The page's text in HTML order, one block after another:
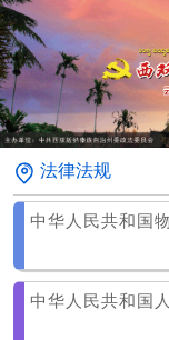
法律法规
中华人民共和国
中华人民共和国